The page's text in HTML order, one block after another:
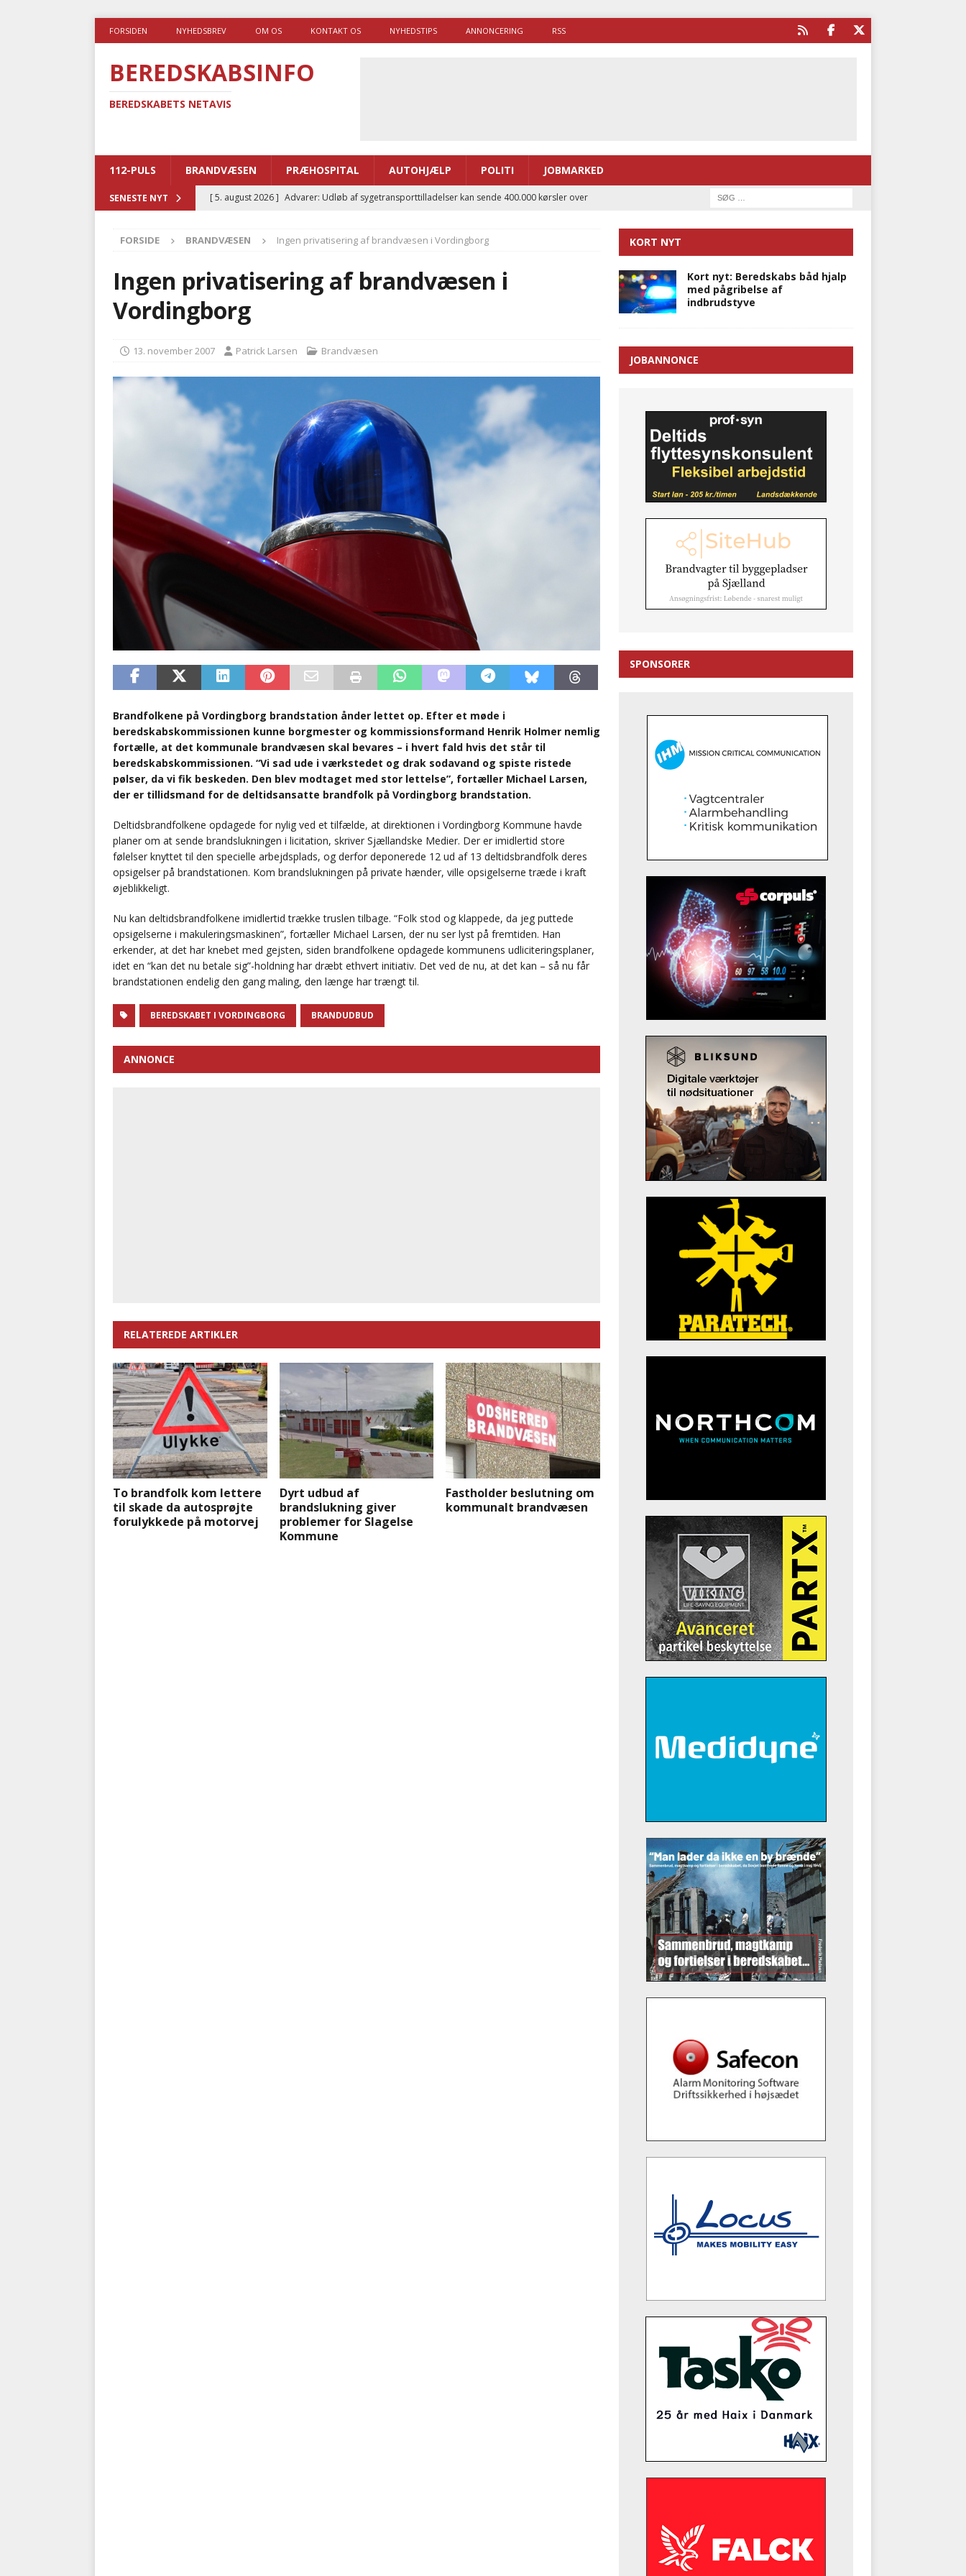
FORSIDEN NYHEDSBREV OM OS KONTAKT OS NYHEDSTIPS ANNONCERING RSS
BEREDSKABSINFO
BEREDSKABETS NETAVIS
112-PULS BRANDVÆSEN PRÆHOSPITAL AUTOHJÆLP POLITI JOBMARKED
SENESTE NYT [ 5. august 2026 ] Advarer: Udløb af sygetransporttilladelser kan sende 400.000 kørsler over
[ 5. august 2026 ] Ny ambulance og el-sygetransportvogn til Samsø
[ 4. august 2026 ]
Brandvæsenerne brugte lidt længere tid på at komme af sted i 2025
[ 4. august 2026 ]
kriminalitet
FORSIDE BRANDVÆSEN Ingen privatisering af brandvæsen i Vordingborg
Ingen privatisering af brandvæsen i
Vordingborg
13. november 2007 Patrick Larsen Brandvæsen
Brandfolkene på Vordingborg brandstation ånder lettet op. Efter et møde i
beredskabskommissionen kunne borgmester og kommissionsformand Henrik Holmer nemlig
fortælle, at det kommunale brandvæsen skal bevares – i hvert fald hvis det står til
beredskabskommissionen. “Vi sad ude i værkstedet og drak sodavand og spiste ristede
pølser, da vi fik beskeden. Den blev modtaget med stor lettelse”, fortæller Michael Larsen,
der er tillidsmand for de deltidsansatte brandfolk på Vordingborg brandstation.
Deltidsbrandfolkene opdagede for nylig ved et tilfælde, at direktionen i Vordingborg Kommune havde
planer om at sende brandslukningen i licitation, skriver Sjællandske Medier. Der er imidlertid store
følelser knyttet til den specielle arbejdsplads, og derfor deponerede 12 ud af 13 deltidsbrandfolk deres
opsigelser på brandstationen. Kom brandslukningen på private hænder, ville opsigelserne træde i kraft
øjeblikkeligt.
Nu kan deltidsbrandfolkene imidlertid trække truslen tilbage. “Folk stod og klappede, da jeg puttede
opsigelserne i makuleringsmaskinen”, fortæller Michael Larsen, der nu ser lyst på fremtiden. Han
erkender, at det har knebet med gejsten, siden brandfolkene opdagede kommunens udliciteringsplaner,
idet en “kan det nu betale sig”-holdning har dræbt ethvert initiativ. Det ved de nu, at det kan – så nu får
brandstationen endelig den gang maling, den længe har trængt til.
BEREDSKABET I VORDINGBORG BRANDUDBUD
ANNONCE
RELATEREDE ARTIKLER
To brandfolk kom lettere
til skade da autosprøjte
forulykkede på motorvej
Dyrt udbud af
brandslukning giver
problemer for Slagelse
Kommune
Fastholder beslutning om
kommunalt brandvæsen
KORT NYT
Kort nyt: Beredskabs båd hjalp
med pågribelse af
indbrudstyve
JOBANNONCE
SPONSORER